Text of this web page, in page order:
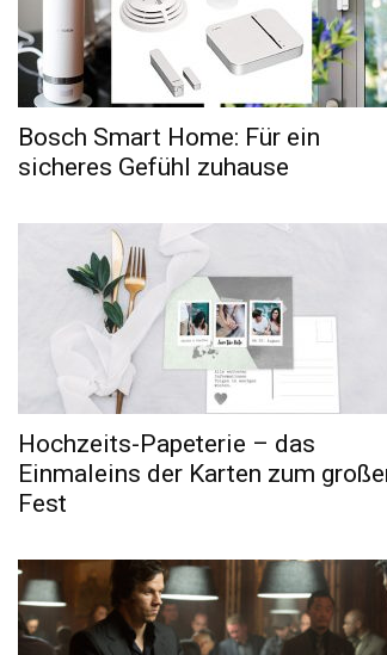
Bosch Smart Home: Für ein
sicheres Gefühl zuhause
Hochzeits-Papeterie – das
Einmaleins der Karten zum
Fest